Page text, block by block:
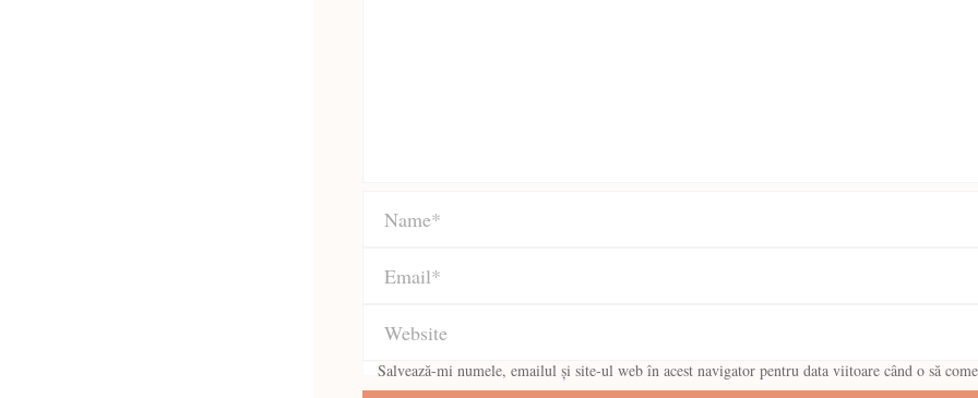
Salvează-mi numele, emailul și site-ul web în acest navigator pentru data viitoare când o să